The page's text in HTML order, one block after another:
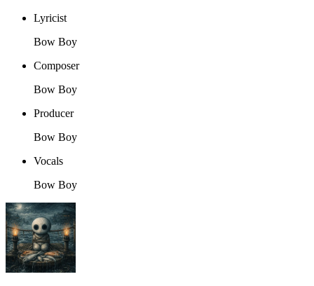
Lyricist
Bow Boy
Composer
Bow Boy
Producer
Bow Boy
Vocals
Bow Boy